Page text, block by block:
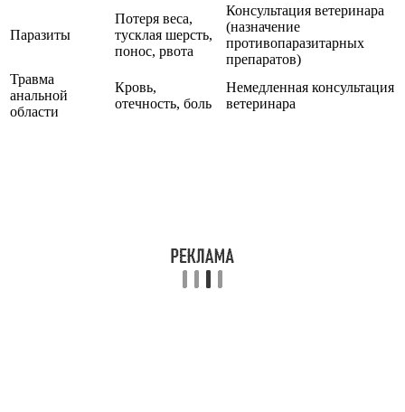
Паразиты
Потеря веса,
тусклая шерсть,
понос, рвота
Консультация ветеринара
(назначение
противопаразитарных
препаратов)
Травма
анальной
области
Кровь,
отечность, боль
Немедленная консультация
ветеринара